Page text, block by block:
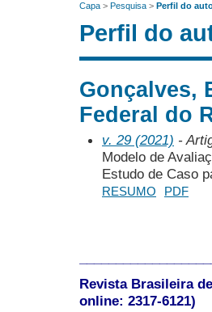
Capa > Pesquisa > Perfil do
Perfil do
Gonçalves,
Federal do
v. 29 (2021) -
Modelo de
Estudo de Caso
RESUMO PDF
Revista Brasileira
online: 2317-6121)